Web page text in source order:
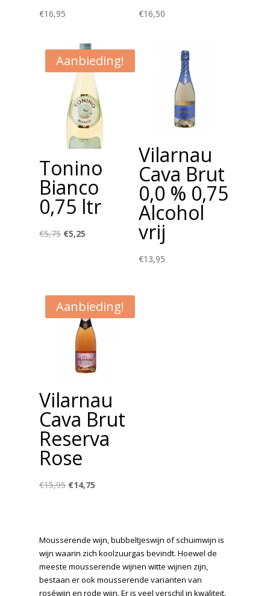
€16,95 €16,50
Aanbieding!
Tonino
Bianco
0,75 ltr
€5,75 Oorspronkelijke
€5,25Huidige
Vilarnau
Cava Brut
0,0 % 0,75
Alcohol
vrij
€13,95
Aanbieding!
Vilarnau
Cava Brut
Reserva
Rose
€15,95 Oorspronkelijke
€14,75Huidige
Mousserende wijn, bubbeltjeswijn of schuimwijn is
wijn waarin zich koolzuurgas bevindt. Hoewel de
meeste mousserende wijnen witte wijnen zijn,
bestaan er ook mousserende varianten van
roséwijn en rode wijn. Er is veel verschil in kwaliteit.